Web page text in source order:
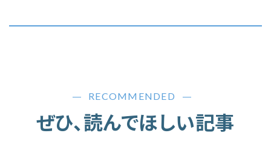
RECOMMENDED
ぜひ、読んでほしい記事